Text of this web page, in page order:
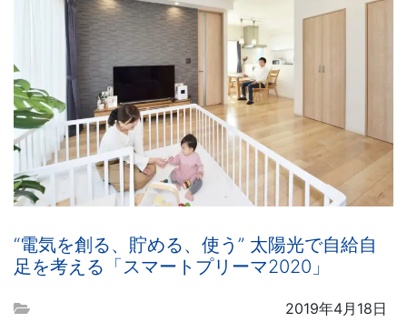
“電気を創る、貯める、使う” 太陽光で自給自
足を考える「スマートプリーマ2020」
2019年4月18日